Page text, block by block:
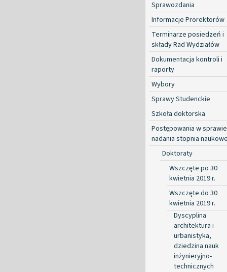
Sprawozdania
Informacje Prorektorów
Terminarze posiedzeń i
składy Rad Wydziałów
Dokumentacja kontroli i
raporty
Wybory
Sprawy Studenckie
Szkoła doktorska
Postępowania w sprawie
nadania stopnia
Doktoraty
Wszczęte po 30
kwietnia 2019 r.
Wszczęte do 30
kwietnia 2019 r.
Dyscyplina
architektura i
urbanistyka,
dziedzina nauk
inżynieryjno-
technicznych